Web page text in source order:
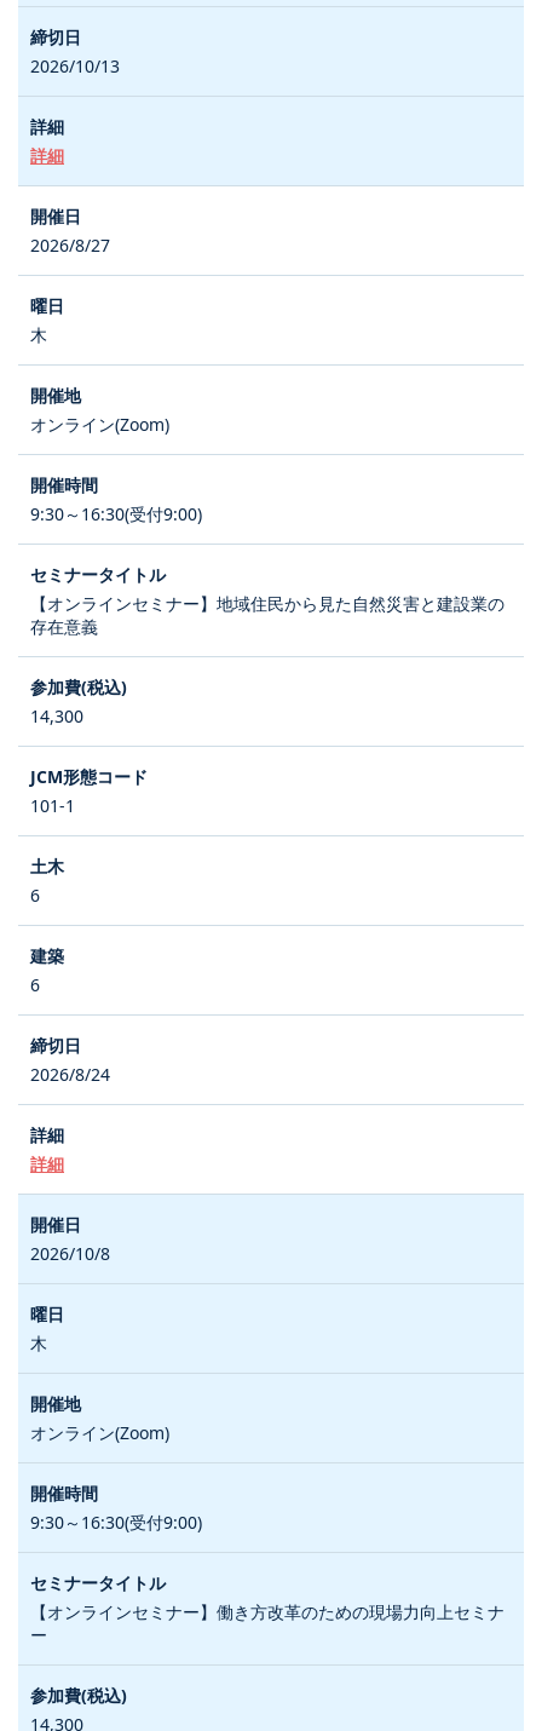
2026/10/13
詳細
2026/8/27
木
オンライン(Zoom)
9:30～16:30(受付9:00)
【オンラインセミナー】地域住民から見た自然災害と建設業の
存在意義
14,300
101-1
6
6
2026/8/24
詳細
2026/10/8
木
オンライン(Zoom)
9:30～16:30(受付9:00)
【オンラインセミナー】働き方改革のための現場力向上セミナ
ー
14,300